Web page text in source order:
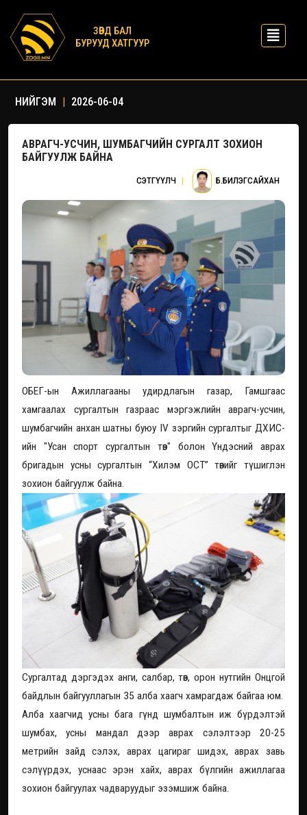
ЗӨВД БАЛ
БУРУУД ХАТГУУР
НИЙГЭМ | 2026-06-04
АВРАГЧ-УСЧИН, ШУМБАГЧИЙН СУРГАЛТ ЗОХИОН
БАЙГУУЛЖ БАЙНА
СЭТГҮҮЛЧ | Б.БИЛЭГСАЙХАН
ОБЕГ-ын Ажиллагааны удирдлагын газар, Гамшгаас
хамгаалах сургалтын газраас мэргэжлийн аврагч-усчин,
шумбагчийн анхан шатны буюу IV зэргийн сургалтыг ДХИС-
ийн "Усан спорт сургалтын төв" болон Үндэсний аврах
бригадын усны сургалтын “Хилэм ОСТ” төвийг түшиглэн
зохион байгуулж байна.
Сургалтад дэргэдэх анги, салбар, төв, орон нутгийн Онцгой
байдлын байгууллагын 35 алба хаагч хамрагдаж байгаа юм.
Алба хаагчид усны бага гүнд шумбалтын иж бүрдэлтэй
шумбах, усны мандал дээр аврах сэлэлтээр 20-25
метрийн зайд сэлэх, аврах цагираг шидэх, аврах завь
сэлүүрдэх, уснаас эрэн хайх, аврах бүлгийн ажиллагаа
зохион байгуулах чадваруудыг эзэмшиж байна.